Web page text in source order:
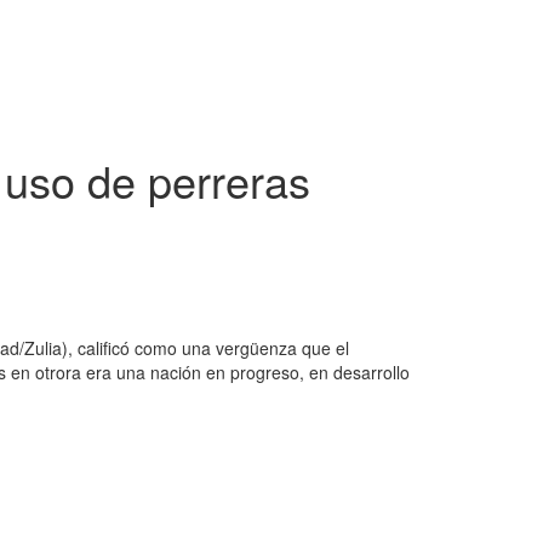
de perreras
Zulia), calificó como una vergüenza que el
otrora era una nación en progreso, en desarrollo